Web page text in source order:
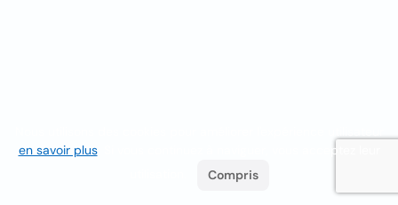
en savoir plus. Si vous continuez à naviguer, vous acceptez leur
Compris